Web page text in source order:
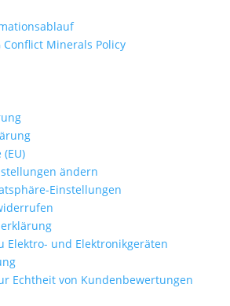
Conflict Minerals Policy
ändern
Einstellungen
Elektro- und Elektronikgeräten
Echtheit von Kundenbewertungen